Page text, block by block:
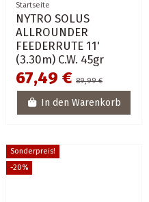
Startseite
NYTRO SOLUS
ALLROUNDER
FEEDERRUTE 11'
(3.30m) C.W. 45gr
67,49 € 89,99 €
In den Warenkorb
Sonderpreis!
-20%